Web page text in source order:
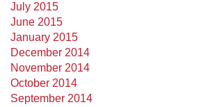
July 2015
June 2015
January 2015
December 2014
November 2014
October 2014
September 2014